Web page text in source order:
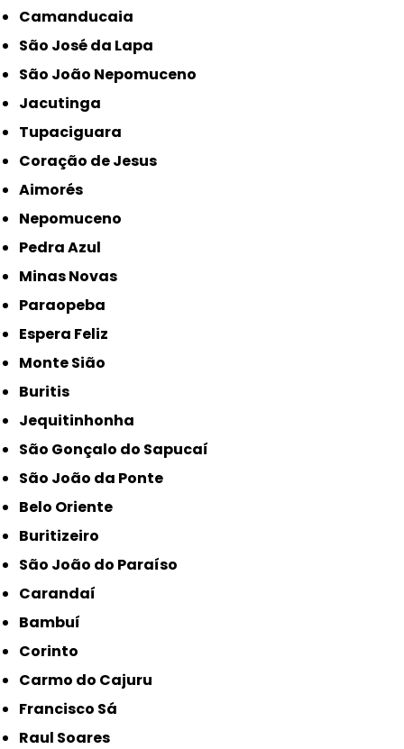
Camanducaia
São José da Lapa
São João Nepomuceno
Jacutinga
Tupaciguara
Coração de Jesus
Aimorés
Nepomuceno
Pedra Azul
Minas Novas
Paraopeba
Espera Feliz
Monte Sião
Buritis
Jequitinhonha
São Gonçalo do Sapucaí
São João da Ponte
Belo Oriente
Buritizeiro
São João do Paraíso
Carandaí
Bambuí
Corinto
Carmo do Cajuru
Francisco Sá
Raul Soares